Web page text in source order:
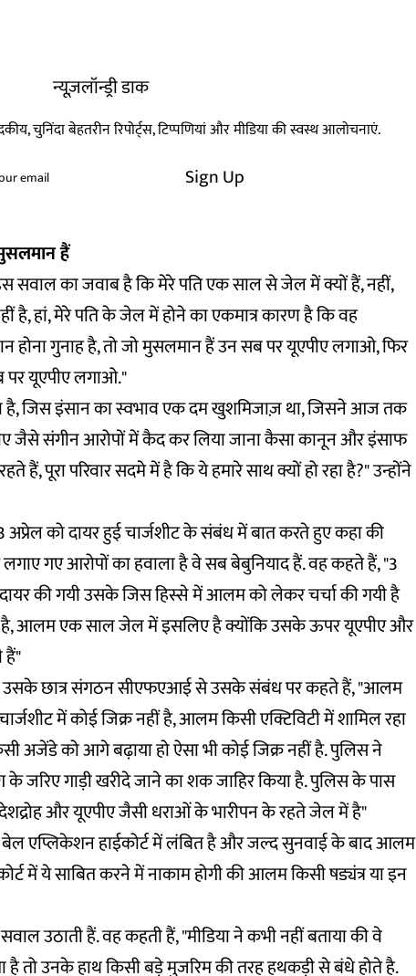
न्यूज़लॉन्ड्री डाक
चुनिंदा बेहतरीन रिपोर्ट्स, टिप्पणियां और मीडिया की स्वस्थ आलोचनाएं.
Sign Up
हैं
सवाल का जवाब है कि मेरे पति एक साल से जेल में क्यों हैं, नहीं,
है, हां, मेरे पति के जेल में होने का एकमात्र कारण है कि वह
गुनाह है, तो जो मुसलमान हैं उन सब पर यूएपीए लगाओ, फिर
पर यूएपीए लगाओ."
है, जिस इंसान का स्वभाव एक दम खुशमिजाज़ था, जिसने आज तक
जैसे संगीन आरोपों में कैद कर लिया जाना कैसा कानून और इंसाफ
हैं, पूरा परिवार सदमे में है कि ये हमारे साथ क्यों हो रहा है?" उन्होंने
को दायर हुई चार्जशीट के संबंध में बात करते हुए कहा की
गए आरोपों का हवाला है वे सब बेबुनियाद हैं. वह कहते हैं, "3
की गयी उसके जिस हिस्से में आलम को लेकर चर्चा की गयी है
है, आलम एक साल जेल में इसलिए है क्योंकि उसके ऊपर यूएपीए और
हैं"
छात्र संगठन सीएफएआई से उसके संबंध पर कहते हैं, "आलम
में कोई जिक्र नहीं है, आलम किसी एक्टिविटी में शामिल रहा
अजेंडे को आगे बढ़ाया हो ऐसा भी कोई जिक्र नहीं है. पुलिस ने
जरिए गाड़ी खरीदे जाने का शक जाहिर किया है. पुलिस के पास
और यूएपीए जैसी धराओं के भारीपन के रहते जेल में है"
एप्लिकेशन हाईकोर्ट में लंबित है और जल्द सुनवाई के बाद आलम
में ये साबित करने में नाकाम होगी की आलम किसी षड्यंत्र या इन
उठाती हैं. वह कहती हैं, "मीडिया ने कभी नहीं बताया की वे
है तो उनके हाथ किसी बड़े मुजरिम की तरह हथकड़ी से बंधे होते है.